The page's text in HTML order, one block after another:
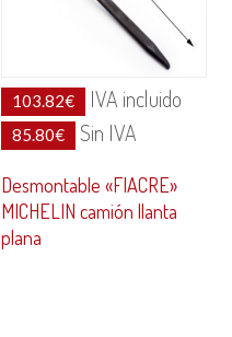
103.82€ IVA incluido
85.80€ Sin IVA
Desmontable «FIACRE»
MICHELIN camión llanta
plana